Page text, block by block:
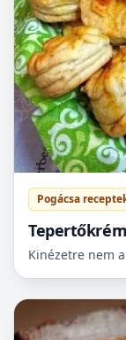
Pogácsa
leveles)
Kinézetre nem